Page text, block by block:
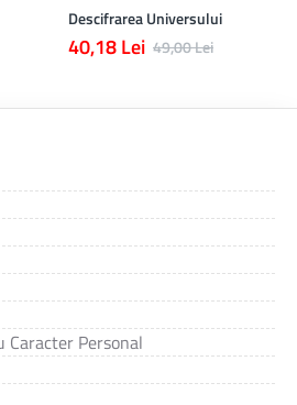
Descifrarea Universului
40,18 Lei 49,00 Lei
Caracter Personal